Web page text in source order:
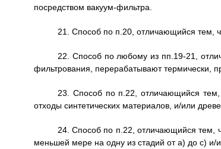
посредством вакуум-фильтра.
21. Способ по п.20, отличающийся тем,
22. Способ по любому из пп.19-21,
фильтрования, перерабатывают термически,
23. Способ по п.22, отличающийся тем,
отходы синтетических материалов, и/или
24. Способ по п.22, отличающийся тем,
меньшей мере на одну из стадий от а) до с)